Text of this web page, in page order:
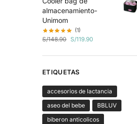
almacenamiento-
Unimom
(1)
S/148.90 S/119.90
ETIQUETAS
accesorios de lactancia
aseo del bebe
BBLUV
biberon anticolicos